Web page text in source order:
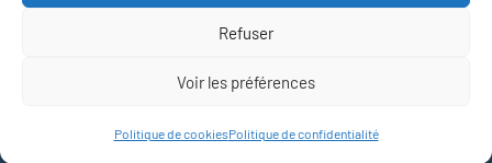
Refuser
Voir les préférences
Politique de cookiesPolitique de confidentialité
Sports de combat
Thème WordPress : Occasio par ThemeZee.